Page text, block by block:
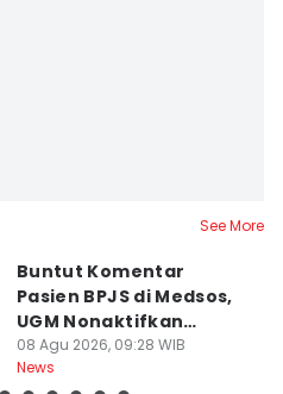
See More
Buntut Komentar
Pasien BPJS di Medsos,
UGM Nonaktifkan
Dokter PPDS
08 Agu 2026, 09:28 WIB
News